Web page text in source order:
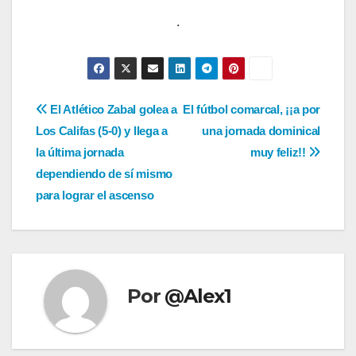
.
Navegación
de
entradas
El fútbol comarcal, ¡¡a por
una jornada dominical
muy feliz!!
El Atlético Zabal golea a
Los Califas (5-0) y llega a
la última jornada
dependiendo de sí mismo
para lograr el ascenso
Por @Alex1